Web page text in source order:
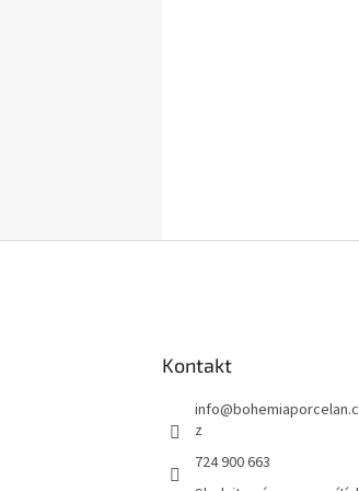
Kontakt
info@bohemiaporcelan.c
z
724 900 663